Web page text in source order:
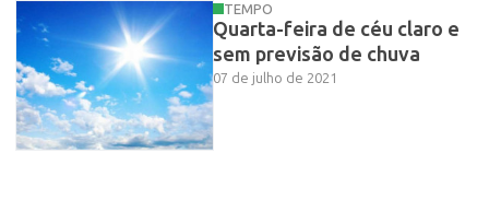
TEMPO
Quarta-feira de céu claro e
sem previsão de chuva
07 de julho de 2021